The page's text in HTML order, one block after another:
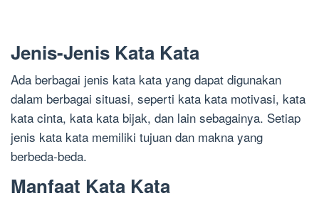
Jenis-Jenis Kata Kata
Ada berbagai jenis kata kata yang dapat digunakan
dalam berbagai situasi, seperti kata kata motivasi, kata
kata cinta, kata kata bijak, dan lain sebagainya. Setiap
jenis kata kata memiliki tujuan dan makna yang
berbeda-beda.
Manfaat Kata Kata